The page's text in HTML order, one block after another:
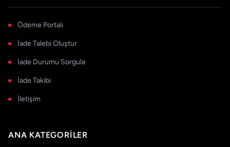
Ödeme Portalı
İade Talebi Oluştur
İade Durumu Sorgula
İade Takibi
İletişim
ANA KATEGORILER